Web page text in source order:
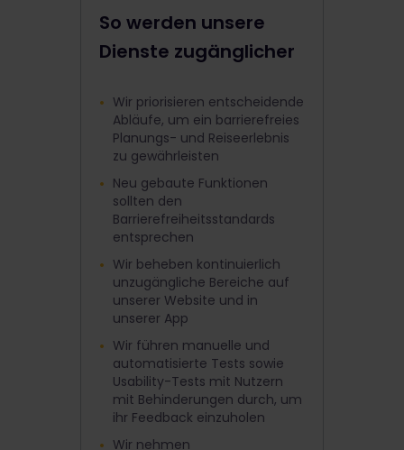
So werden unsere
Dienste zugänglicher
Wir priorisieren entscheidende
Abläufe, um ein barrierefreies
Planungs- und Reiseerlebnis
zu gewährleisten
Neu gebaute Funktionen
sollten den
Barrierefreiheitsstandards
entsprechen
Wir beheben kontinuierlich
unzugängliche Bereiche auf
unserer Website und in
unserer App
Wir führen manuelle und
automatisierte Tests sowie
Usability-Tests mit Nutzern
mit Behinderungen durch, um
ihr Feedback einzuholen
Wir nehmen